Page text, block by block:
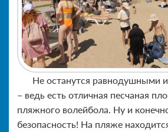
Не останутся равнодушными
– ведь есть отличная песчаная
пляжного волейбола. Ну и
безопасность! На пляже